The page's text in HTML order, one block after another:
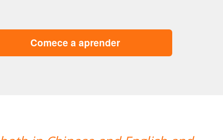
Comece a aprender